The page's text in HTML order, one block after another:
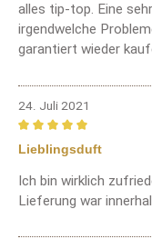
alles tip-top. Eine
irgendwelche
garantiert wieder
24. Juli 2021
Bewertung mit 5 von
Lieblingsduft
Ich bin wirklich
Lieferung war